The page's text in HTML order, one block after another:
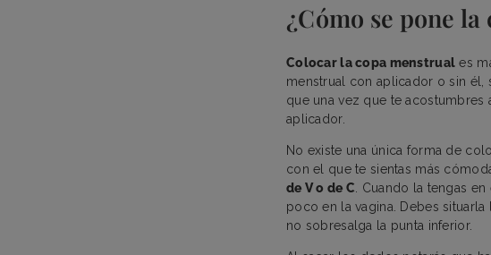
¿Cómo se pone
Colocar la copa menstrual es
menstrual con aplicador o sin él,
que una vez que te acostumbres
aplicador.
No existe una única forma de
con el que te sientas más
de V o de C . Cuando la tengas
poco en la vagina. Debes
no sobresalga la punta inferior.